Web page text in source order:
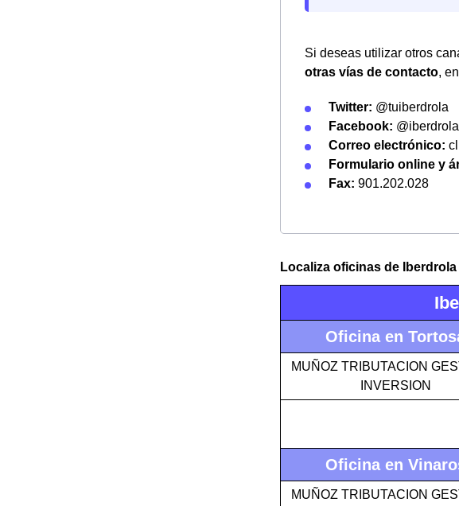
Si deseas utilizar otros
otras vías de contacto,
Twitter: @tuiberdrola
Facebook:
Correo electrónico:
Formulario online y
Fax: 901.202.028
Localiza oficinas de
Oficina en
MUÑOZ TRIBUTACION
INVERSION
Oficina en
MUÑOZ TRIBUTACION